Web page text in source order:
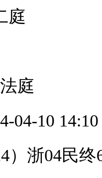
庭
庭
10 14:10
浙04民终